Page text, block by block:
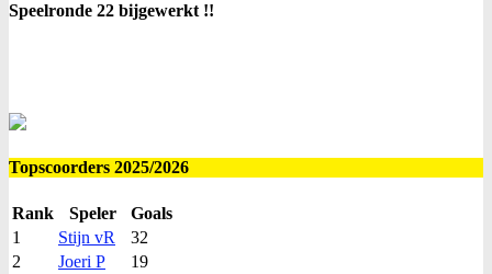
Speelronde 22 bijgewerkt !!
Topscoorders 2025/2026
Rank Speler
Goals
1
Stijn vR
32
2
Joeri P
19